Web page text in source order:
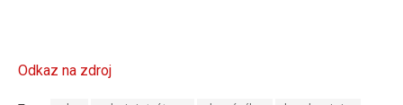
Odkaz na zdroj